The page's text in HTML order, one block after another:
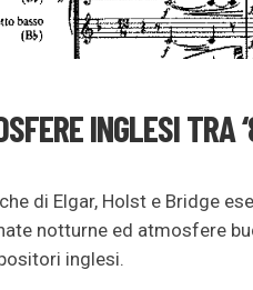
INGLESI TRA
di Elgar, Holst e Bridge
notturne ed atmosfere
inglesi.